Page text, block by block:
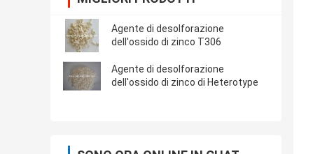
Agente di desolforazione
dell'ossido di zinco T306
Agente di desolforazione
dell'ossido di zinco di Heterotype